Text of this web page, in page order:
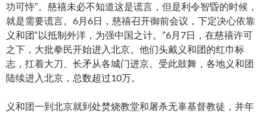
功可恃”。慈禧未必不知道这是谎言，但是利令智昏的时候，
就是需要谎言。6月6日，慈禧召开御前会议，下定决心依靠
义和团“以抵制外洋，为强中国之计。”6月7日，在慈禧许可
之下，大批拳民开始进入北京。他们头戴义和团的红巾标
志，扛着大刀、长矛从各城门进京。受此鼓舞，各地义和团
陆续进入北京，总数超过10万。
义和团一到北京就到处焚烧教堂和屠杀无辜基督教徒，并年